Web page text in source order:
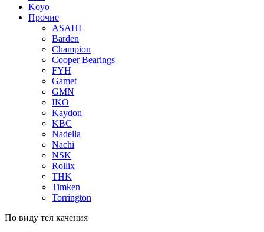
Koyo
Прочие
ASAHI
Barden
Champion
Cooper Bearings
FYH
Gamet
GMN
IKO
Kaydon
KBC
Nadella
Nachi
NSK
Rollix
THK
Timken
Torrington
По виду тел качения